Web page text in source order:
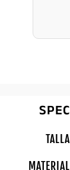
SPEC
TALLA
MATERIAL